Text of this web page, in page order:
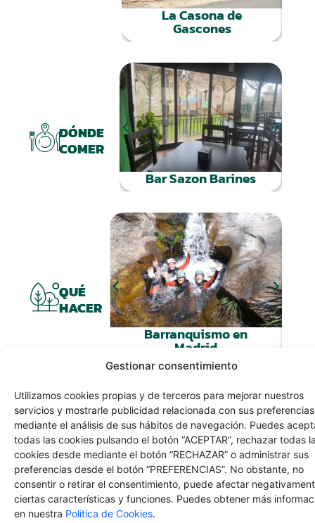
Gestionar consentimiento
Utilizamos cookies propias y de terceros para mejorar nuestros
servicios y mostrarle publicidad relacionada con sus preferencias
mediante el análisis de sus hábitos de navegación. Puedes
todas las cookies pulsando el botón “ACEPTAR”, rechazar todas
cookies desde mediante el botón “RECHAZAR” o administrar sus
preferencias desde el botón “PREFERENCIAS”. No obstante, no
consentir o retirar el consentimiento, puede afectar
ciertas características y funciones. Puedes obtener más
en nuestra Política de Cookies
La Casona de
Gascones
DÓNDE
COMER
Bar Sazon Barines
QUÉ
HACER
Barranquismo en
Madrid
NATURALEZA
Riosequillo